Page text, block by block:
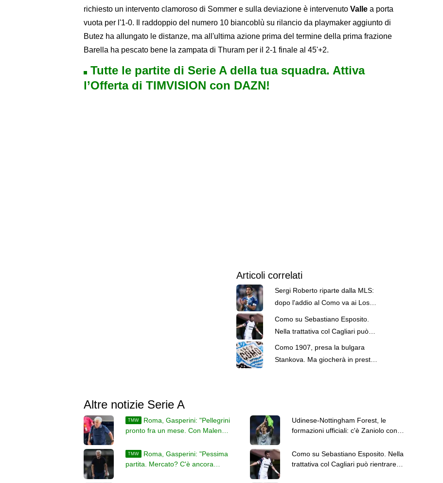
richiesto un intervento clamoroso di Sommer e sulla deviazione è intervenuto Valle a porta
vuota per l'1-0. Il raddoppio del numero 10 biancoblù su rilancio da playmaker aggiunto di
Butez ha allungato le distanze, ma all'ultima azione prima del termine della prima frazione
Barella ha pescato bene la zampata di Thuram per il 2-1 finale al 45'+2.
Tutte le partite di Serie A della tua squadra. Attiva
l’Offerta di TIMVISION con DAZN!
Articoli correlati
Sergi Roberto riparte dalla MLS:
dopo l'addio al Como va ai Los
Como su Sebastiano Esposito.
Nella trattativa col Cagliari può
rientrare Van der Brempt
Como 1907, presa la bulgara
Stankova. Ma giocherà in prestito
Altre notizie Serie A
TMW
Roma, Gasperini: "Pellegrini
pronto fra un mese. Con Malen
Udinese-Nottingham Forest, le
formazioni ufficiali: c'è Zaniolo con
TMW
Roma, Gasperini: "Pessima
partita. Mercato? C'è ancora
Como su Sebastiano Esposito. Nella
trattativa col Cagliari può rientrare